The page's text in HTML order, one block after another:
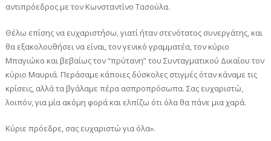
αντιπρόεδρος με τον Κωνσταντίνο Τασούλα.
Θέλω επίσης να ευχαριστήσω, γιατί ήταν στενότατος συνεργάτης, και
θα εξακολουθήσει να είναι, τον γενικό γραμματέα, τον κύριο
Μπαγιώκο και βεβαίως τον “πρύτανη” του Συνταγματικού Δικαίου τον
κύριο Μαυριά. Περάσαμε κάποιες δύσκολες στιγμές όταν κάναμε τις
κρίσεις, αλλά τα βγάλαμε πέρα ασπροπρόσωπα. Σας ευχαριστώ,
λοιπόν, για μία ακόμη φορά και ελπίζω ότι όλα θα πάνε μια χαρά.
Κύριε πρόεδρε, σας ευχαριστώ για όλα».